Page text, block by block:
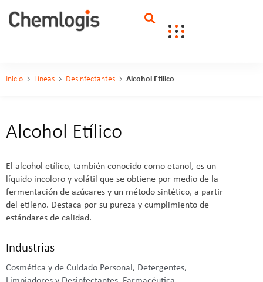
Inicio Líneas Desinfectantes Alcohol Etílico
Alcohol Etílico
El alcohol etílico, también conocido como etanol, es un
líquido incoloro y volátil que se obtiene por medio de la
fermentación de azúcares y un método sintético, a partir
del etileno. Destaca por su pureza y cumplimiento de
estándares de calidad.
Industrias
Cosmética y de Cuidado Personal , Detergentes,